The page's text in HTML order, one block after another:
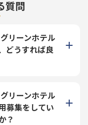
質問
リーンホテル
どうすれば良
リーンホテル
募集をしてい
？